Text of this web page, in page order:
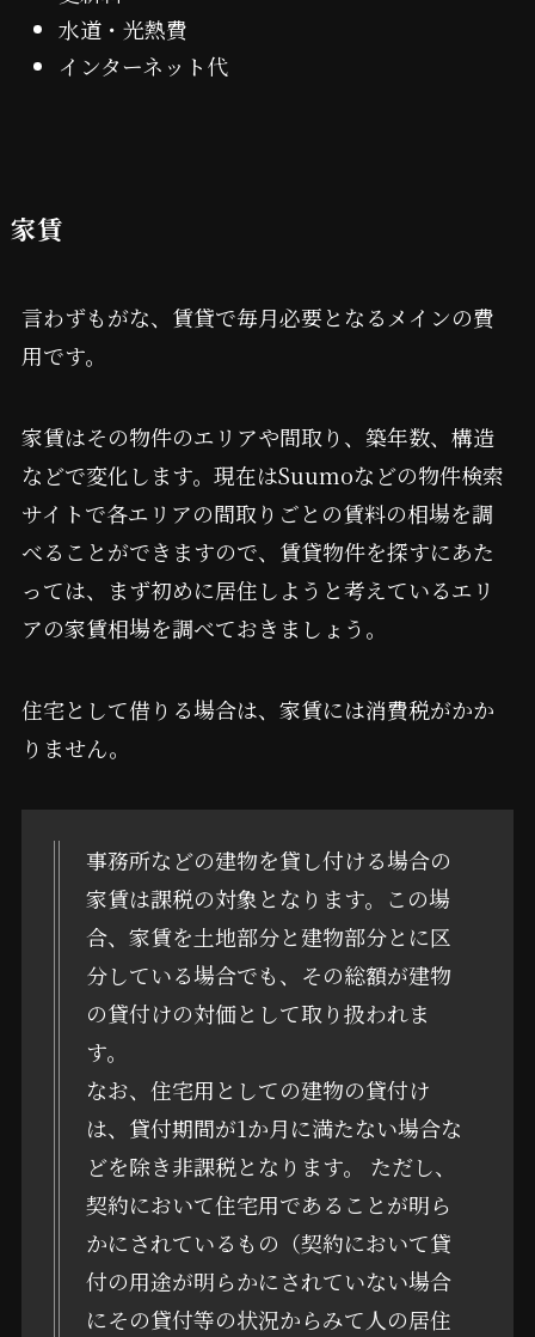
水道・光熱費
インターネット代
家賃
言わずもがな、賃貸で毎月必要となるメインの費
用です。
家賃はその物件のエリアや間取り、築年数、構造
などで変化します。現在はSuumoなどの物件検索
サイトで各エリアの間取りごとの賃料の相場を調
べることができますので、賃貸物件を探すにあた
っては、まず初めに居住しようと考えているエリ
アの家賃相場を調べておきましょう。
住宅として借りる場合は、家賃には消費税がかか
りません。
事務所などの建物を貸し付ける場合の
家賃は課税の対象となります。この場
合、家賃を土地部分と建物部分とに区
分している場合でも、その総額が建物
の貸付けの対価として取り扱われま
す。
なお、住宅用としての建物の貸付け
は、貸付期間が1か月に満たない場合な
どを除き非課税となります。 ただし、
契約において住宅用であることが明ら
かにされているもの（契約において貸
付の用途が明らかにされていない場合
にその貸付等の状況からみて人の居住